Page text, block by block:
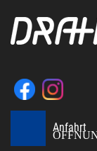
Anfahrt